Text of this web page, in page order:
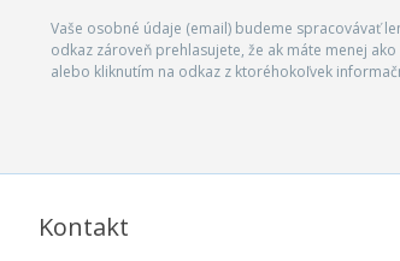
Vaše osobné údaje (email) budeme spracovávať
odkaz zároveň prehlasujete, že ak máte menej
alebo kliknutím na odkaz z ktoréhokoľvek
Kontakt